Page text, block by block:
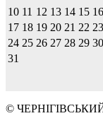
10 11 12 13 14 15 16
17 18 19 20 21 22 23
24 25 26 27 28 29 30
31
©